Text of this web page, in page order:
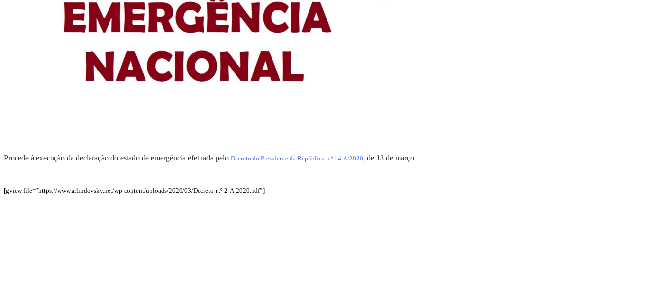
Procede à execução da declaração do estado de emergência efetuada pelo Decreto do Presidente da República n.º 14-A/2020, de 18 de março
[gview file=”https://www.arlindovsky.net/wp-content/uploads/2020/03/Decreto-n.º-2-A-2020.pdf”]